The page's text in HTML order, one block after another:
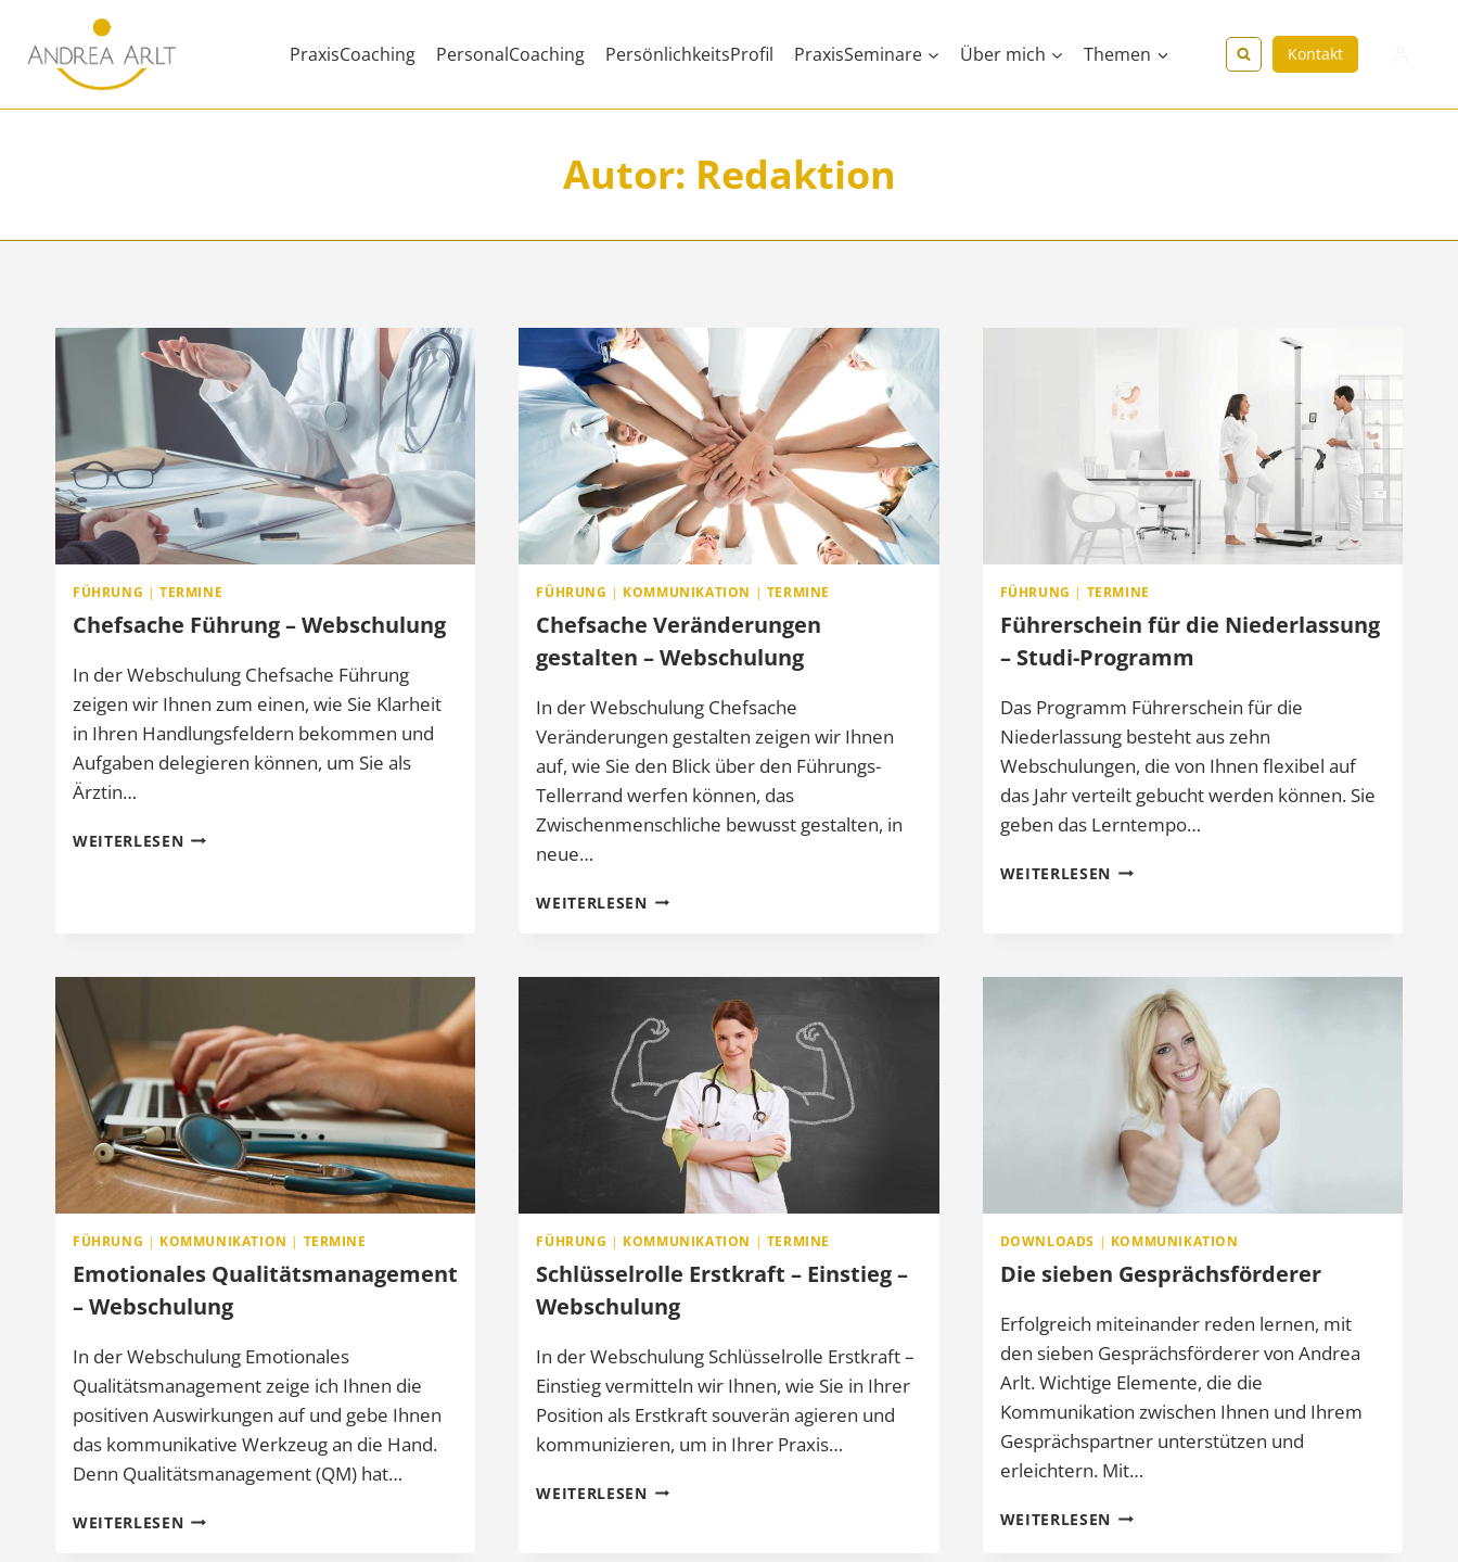
Inhalt
springen
PraxisCoaching PersonalCoaching PersönlichkeitsProfil PraxisSeminare Über mich Themen Kontakt
Autor: Redaktion
FÜHRUNG | TERMINE
Chefsache Führung – Webschulung
In der Webschulung Chefsache Führung
zeigen wir Ihnen zum einen, wie Sie Klarheit
in Ihren Handlungsfeldern bekommen und
Aufgaben delegieren können, um Sie als
Ärztin…
WEITERLESENCHEFSACHE
FÜHRUNG | KOMMUNIKATION | TERMINE
Chefsache Veränderungen
gestalten – Webschulung
In der Webschulung Chefsache
Veränderungen gestalten zeigen wir Ihnen
auf, wie Sie den Blick über den Führungs-
Tellerrand werfen können, das
Zwischenmenschliche bewusst gestalten, in
neue…
WEITERLESENCHEFSACHE
FÜHRUNG | TERMINE
Führerschein für die Niederlassung
– Studi-Programm
Das Programm Führerschein für die
Niederlassung besteht aus zehn
Webschulungen, die von Ihnen flexibel auf
das Jahr verteilt gebucht werden können. Sie
geben das Lerntempo…
WEITERLESEN FÜHRERSCHEIN
STUDI-
PROGRAMM
FÜHRUNG | KOMMUNIKATION | TERMINE
Emotionales Qualitätsmanagement
– Webschulung
In der Webschulung Emotionales
Qualitätsmanagement zeige ich Ihnen die
positiven Auswirkungen auf und gebe Ihnen
das kommunikative Werkzeug an die Hand.
Denn Qualitätsmanagement (QM) hat…
WEITERLESENEMOTIONALES
FÜHRUNG | KOMMUNIKATION | TERMINE
Schlüsselrolle Erstkraft – Einstieg –
Webschulung
In der Webschulung Schlüsselrolle Erstkraft –
Einstieg vermitteln wir Ihnen, wie Sie in Ihrer
Position als Erstkraft souverän agieren und
kommunizieren, um in Ihrer Praxis…
WEITERLESENSCHLÜSSELROLLE
DOWNLOADS | KOMMUNIKATION
Die sieben Gesprächsförderer
Erfolgreich miteinander reden lernen, mit
den sieben Gesprächsförderer von Andrea
Arlt. Wichtige Elemente, die die
Kommunikation zwischen Ihnen und Ihrem
Gesprächspartner unterstützen und
erleichtern. Mit…
WEITERLESEN DIE